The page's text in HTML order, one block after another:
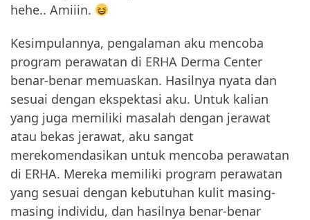
hehe.. Amiiin.
Kesimpulannya, pengalaman aku mencoba
program perawatan di ERHA Derma Center
benar-benar memuaskan. Hasilnya nyata dan
sesuai dengan ekspektasi aku. Untuk kalian
yang juga memiliki masalah dengan jerawat
atau bekas jerawat, aku sangat
merekomendasikan untuk mencoba perawatan
di ERHA. Mereka memiliki program perawatan
yang sesuai dengan kebutuhan kulit masing-
masing individu, dan hasilnya benar-benar